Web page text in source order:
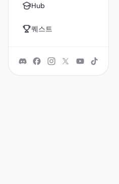
Hub
퀘스트